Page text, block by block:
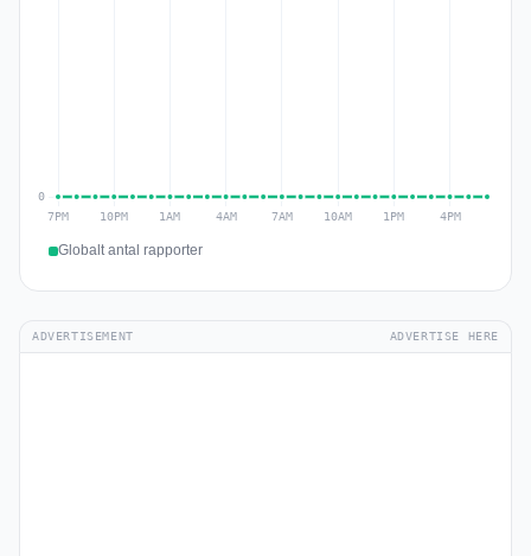
Globalt antal rapporter
ADVERTISEMENT ADVERTISE HERE